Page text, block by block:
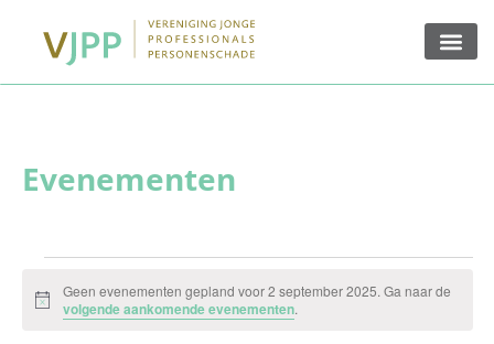
Bericht
Geen evenementen gepland voor 2 september 2025. Ga naar de
volgende aankomende evenementen.